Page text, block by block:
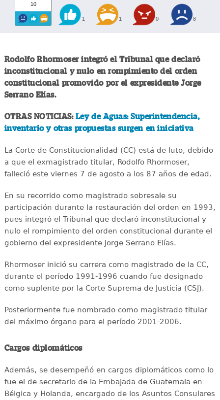
10
1 1 0 8
Rodolfo Rhormoser integró el Tribunal que declaró
inconstitucional y nulo en rompimiento del orden
constitucional promovido por el expresidente Jorge
Serrano Elías.
OTRAS NOTICIAS: Ley de Aguas: Superintendencia,
inventario y otras propuestas surgen en iniciativa
La Corte de Constitucionalidad (CC) está de luto, debido
a que el exmagistrado titular, Rodolfo Rhormoser,
falleció este viernes 7 de agosto a los 87 años de edad.
En su recorrido como magistrado sobresale su
participación durante la restauración del orden en 1993,
pues integró el Tribunal que declaró inconstitucional y
nulo el rompimiento del orden constitucional durante el
gobierno del expresidente Jorge Serrano Elías.
Rhormoser inició su carrera como magistrado de la CC,
durante el período 1991-1996 cuando fue designado
como suplente por la Corte Suprema de Justicia (CSJ).
Posteriormente fue nombrado como magistrado titular
del máximo órgano para el período 2001-2006.
Cargos diplomáticos
Además, se desempeñó en cargos diplomáticos como lo
fue el de secretario de la Embajada de Guatemala en
Bélgica y Holanda, encargado de los Asuntos Consulares